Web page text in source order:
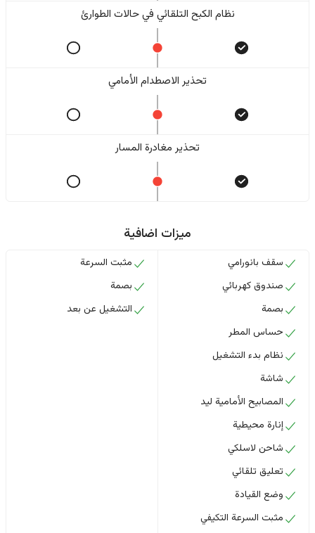
نظام الكبح التلقائي في حالات الطوارئ
تحذير الاصطدام الأمامي
تحذير مغادرة المسار
ميزات اضافية
سقف بانورامي
صندوق كهربائي
بصمة
حساس المطر
نظام بدء التشغيل
شاشة
المصابيح الأمامية ليد
إنارة محيطية
شاحن لاسلكي
تعليق تلقائي
وضع القيادة
مثبت السرعة التكيفي
مثبت السرعة
بصمة
التشغيل عن بعد